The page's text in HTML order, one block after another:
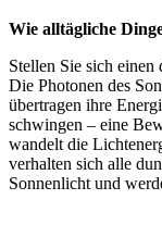
Wie alltägliche
Stellen Sie sich
Die Photonen des
übertragen ihre
schwingen – eine
wandelt die
verhalten sich alle
Sonnenlicht und